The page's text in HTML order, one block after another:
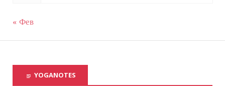
« Фев
YOGANOTES